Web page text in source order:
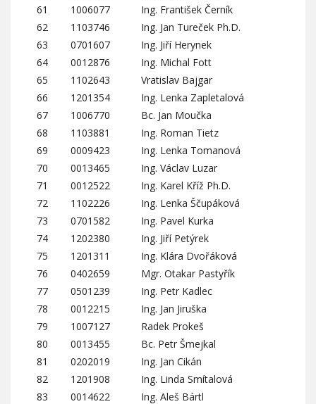
61
1006077
Ing. František Černík
62
1103746
Ing. Jan Tureček Ph.D.
63
0701607
Ing. Jiří Herynek
64
0012876
Ing. Michal Fott
65
1102643
Vratislav Bajgar
66
1201354
Ing. Lenka Zapletalová
67
1006770
Bc. Jan Moučka
68
1103881
Ing. Roman Tietz
69
0009423
Ing. Lenka Tomanová
70
0013465
Ing. Václav Luzar
71
0012522
Ing. Karel Kříž Ph.D.
72
1102226
Ing. Lenka Ščupáková
73
0701582
Ing. Pavel Kurka
74
1202380
Ing. Jiří Petýrek
75
1201311
Ing. Klára Dvořáková
76
0402659
Mgr. Otakar Pastyřík
77
0501239
Ing. Petr Kadlec
78
0012215
Ing. Jan Jiruška
79
1007127
Radek Prokeš
80
0013455
Bc. Petr Šmejkal
81
0202019
Ing. Jan Cikán
82
1201908
Ing. Linda Smítalová
83
0014622
Ing. Aleš Bártl